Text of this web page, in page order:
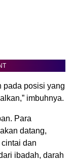
pada posisi yang
imbuhnya.
Para
datang,
dan
ibadah, darah